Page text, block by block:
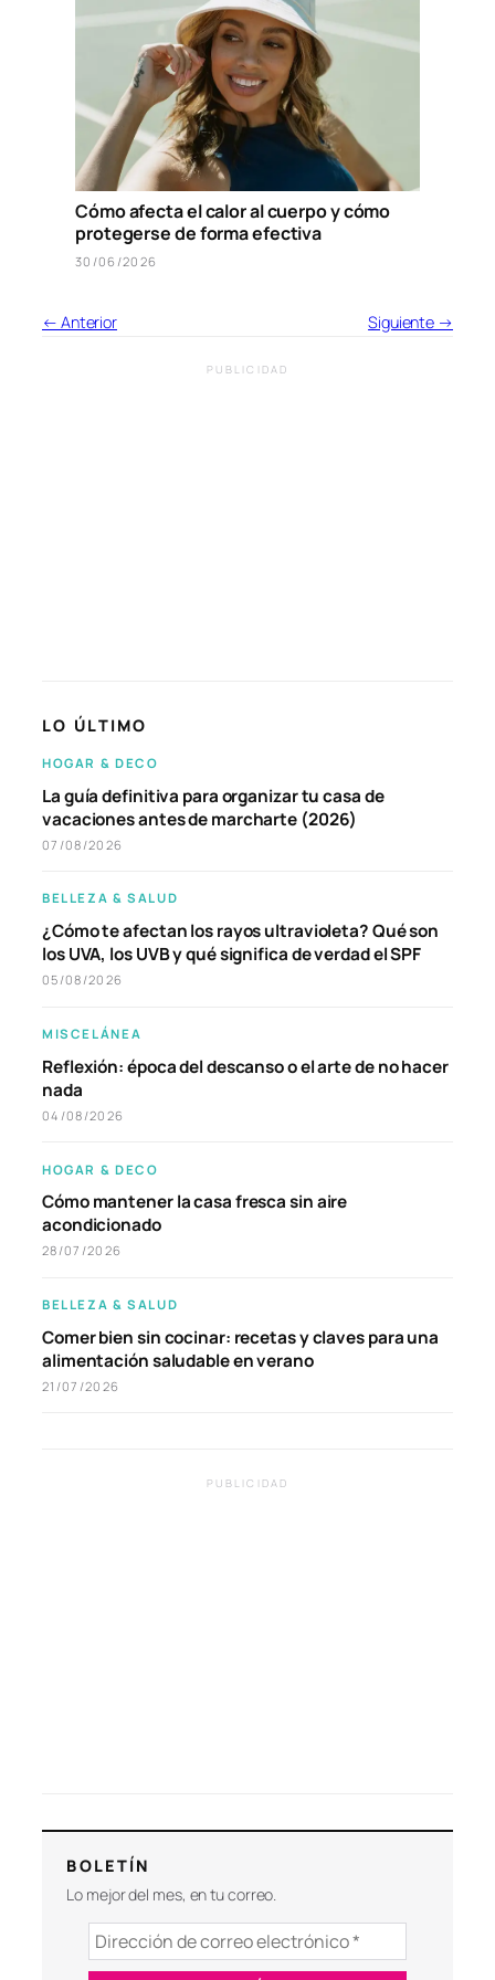
Cómo afecta el calor al cuerpo y cómo
protegerse de forma efectiva
30/06/2026
← Anterior Siguiente →
PUBLICIDAD
LO ÚLTIMO
HOGAR & DECO
La guía definitiva para organizar tu casa de
vacaciones antes de marcharte (2026)
07/08/2026
BELLEZA & SALUD
¿Cómo te afectan los rayos ultravioleta? Qué son
los UVA, los UVB y qué significa de verdad el SPF
05/08/2026
MISCELÁNEA
Reflexión: época del descanso o el arte de no hacer
nada
04/08/2026
HOGAR & DECO
Cómo mantener la casa fresca sin aire
acondicionado
28/07/2026
BELLEZA & SALUD
Comer bien sin cocinar: recetas y claves para una
alimentación saludable en verano
21/07/2026
PUBLICIDAD
BOLETÍN
Lo mejor del mes, en tu correo.